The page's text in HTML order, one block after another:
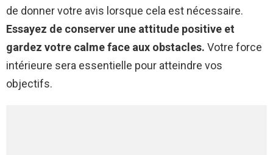
de donner votre avis lorsque cela est nécessaire.
Essayez de conserver une attitude positive et
gardez votre calme face aux obstacles. Votre force
intérieure sera essentielle pour atteindre vos
objectifs.